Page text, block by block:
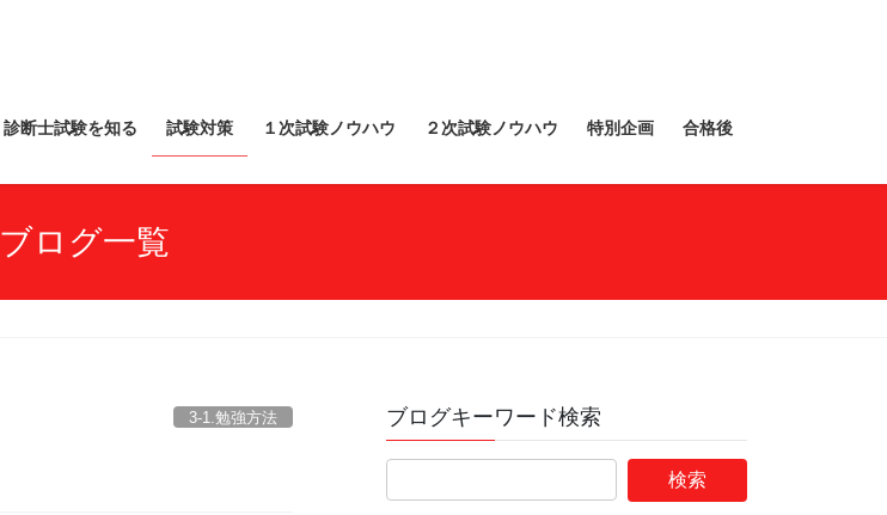
診断士試験を知る 試験対策 １次試験ノウハウ ２次試験ノウハウ 特別企画 合格後
ブログ一覧
3-1.勉強方法 ブログキーワード検索